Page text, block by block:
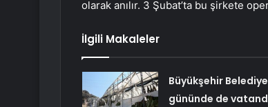
olarak anılır. 3 Şubat’ta bu şirkete
İlgili Makaleler
Büyükşehir
gününde de